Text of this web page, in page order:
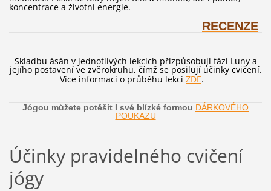
koncentrace a životní energie.
RECENZE
Skladbu ásán v jednotlivých lekcích přizpůsobuji fázi Luny a
jejího postavení ve zvěrokruhu, čímž se posilují účinky cvičení.
Více informací o průběhu lekcí ZDE.
Jógou můžete potěšit I své blízké formou DÁRKOVÉHO
POUKAZU
Účinky pravidelného cvičení
jógy